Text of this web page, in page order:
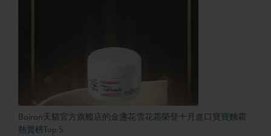
Boiron天貓官方旗艦店的金盞花雪花霜榮登十月進口寶寶麵霜
熱賣榜Top 5